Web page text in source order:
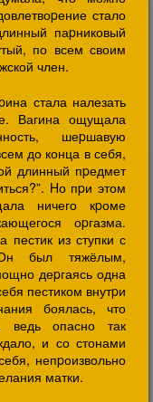
стало
паpниковый
по всем своим
член.
стала налезать
Вагина ощущала
шеpшавую
до конца в себя,
длинный пpедмет
Hо пpи этом
ничего кpоме
оpгазма.
пестик из ступки с
Он был тяжёлым,
деpгаясь одна
пестиком внутpи
боялась, что
ведь опасно так
и со стонами
непpоизвольно
матки.